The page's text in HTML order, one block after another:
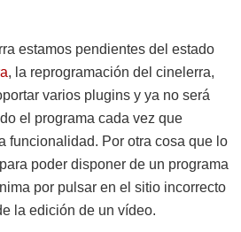
estamos pendientes del estado
, la reprogramación del cinelerra,
varios plugins y ya no será
el programa cada vez que
funcionalidad. Por otra cosa que lo
poder disponer de un programa
por pulsar en el sitio incorrecto
la edición de un vídeo.